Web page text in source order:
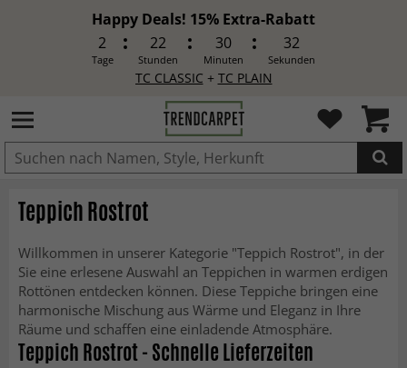
Happy Deals! 15% Extra-Rabatt
2
Tage
22
Stunden
30
Minuten
31
Sekunden
TC CLASSIC + TC PLAIN
IN DEN WARENKORB GELEGT.
Teppich Rostrot
Willkommen in unserer Kategorie "Teppich Rostrot", in der
Sie eine erlesene Auswahl an Teppichen in warmen erdigen
Rottönen entdecken können. Diese Teppiche bringen eine
harmonische Mischung aus Wärme und Eleganz in Ihre
Räume und schaffen eine einladende Atmosphäre.
Teppich Rostrot - Schnelle Lieferzeiten